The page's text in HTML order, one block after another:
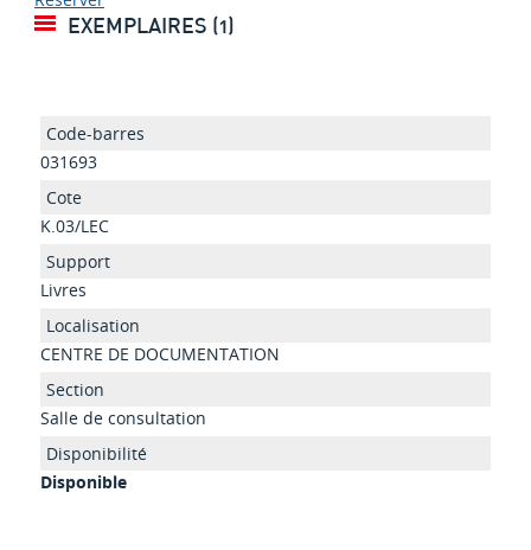
EXEMPLAIRES (1)
031693
K.03/LEC
Livres
CENTRE DE DOCUMENTATION
Salle de consultation
Disponible